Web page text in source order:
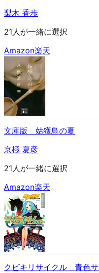
梨木 香歩
21人が一緒に選択
Amazon楽天
文庫版 姑獲鳥の夏
京極 夏彦
21人が一緒に選択
Amazon楽天
クビキリサイクル 青色